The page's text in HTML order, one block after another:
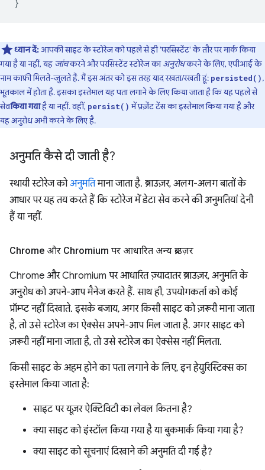
}
ध्यान दें:आपकी साइट के स्टोरेज को पहले से ही 'परसिस्टेंट' के तौर पर मार्क किया
गया है या नहीं, यह जांचकरने और परसिस्टेंट स्टोरेज काअनुरोधकरने के लिए, एपीआई के
नाम काफ़ी मिलते-जुलते हैं. मैं इस अंतर को इस तरह याद रखता/रखती हूं: persisted(),
भूतकाल में होता है. इसका इस्तेमाल यह पता लगाने के लिए किया जाता है कि यह पहले से
सेवकिया गयाहै या नहीं. वहीं, persist() में प्रज़ेंट टेंस का इस्तेमाल किया गया है और
यह अनुरोध अभी करने के लिए है.
अनुमति कैसे दी जाती है?
स्थायी स्टोरेज कोअनुमतिमाना जाता है. ब्राउज़र, अलग-अलग बातों के
आधार पर यह तय करते हैं कि स्टोरेज में डेटा सेव करने की अनुमतियां देनी
हैं या नहीं.
Chrome और Chromium पर आधारित अन्य ब्राउज़र
Chrome और Chromium पर आधारित ज़्यादातर ब्राउज़र, अनुमति के
अनुरोध को अपने-आप मैनेज करते हैं. साथ ही, उपयोगकर्ता को कोई
प्रॉम्प्ट नहीं दिखाते. इसके बजाय, अगर किसी साइट को ज़रूरी माना जाता
है, तो उसे स्टोरेज का ऐक्सेस अपने-आप मिल जाता है. अगर साइट को
ज़रूरी नहीं माना जाता है, तो उसे स्टोरेज का ऐक्सेस नहीं मिलता.
किसी साइट के अहम होने का पता लगाने के लिए, इन हेयुरिस्टिक्स का
इस्तेमाल किया जाता है:
साइट पर यूज़र ऐक्टिविटी का लेवल कितना है?
क्या साइट को इंस्टॉल किया गया है या बुकमार्क किया गया है?
क्या साइट को सूचनाएं दिखाने की अनुमति दी गई है?